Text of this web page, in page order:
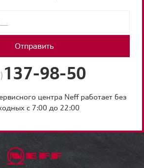
Отправить
137-98-50
центра Neff работает без
с 7:00 до 22:00